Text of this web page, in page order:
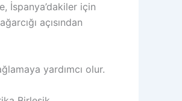
İspanya’dakiler için
açısından
yardımcı olur.